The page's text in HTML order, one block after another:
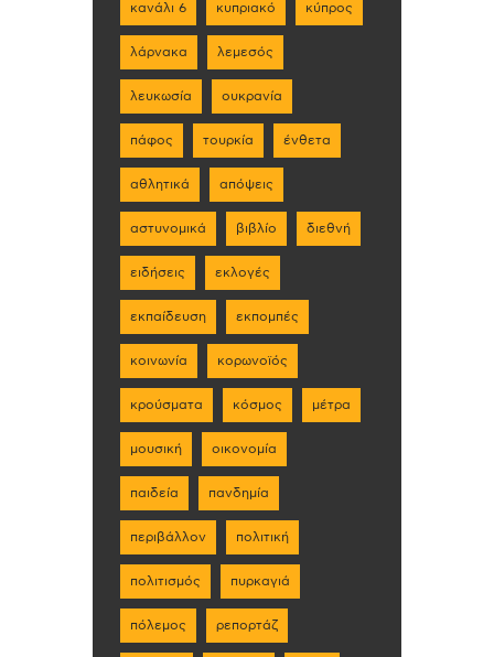
κανάλι 6 κυπριακό κύπρος
λάρνακα λεμεσός
λευκωσία ουκρανία
πάφος τουρκία ένθετα
αθλητικά απόψεις
αστυνομικά βιβλίο διεθνή
ειδήσεις εκλογές
εκπαίδευση εκπομπές
κοινωνία κορωνοϊός
κρούσματα κόσμος μέτρα
μουσική οικονομία
παιδεία πανδημία
περιβάλλον πολιτική
πολιτισμός πυρκαγιά
πόλεμος ρεπορτάζ